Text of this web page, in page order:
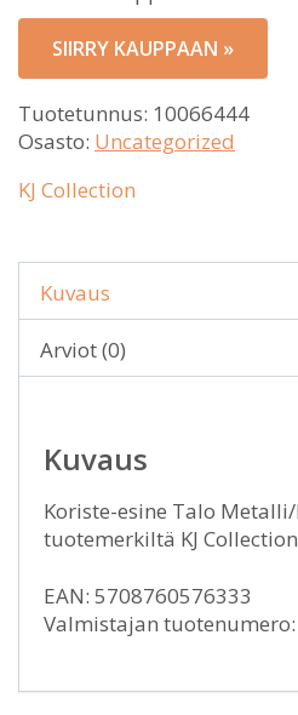
SIIRRY KAUPPAAN »
Tuotetunnus: 10066444
Osasto: Uncategorized
KJ Collection
Kuvaus
Arviot (0)
Kuvaus
Koriste-esine Talo
tuotemerkiltä KJ
EAN: 5708760576333
Valmistajan